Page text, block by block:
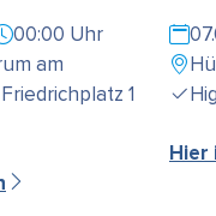
00:00 Uhr
am
1
Hier